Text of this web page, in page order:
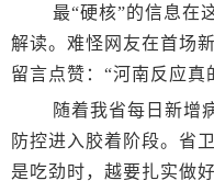
最“硬核”的信息在
解读。难怪网友在首场
留言点赞：“河南反应真
随着我省每日新增
防控进入胶着阶段。省
是吃劲时，越要扎实做